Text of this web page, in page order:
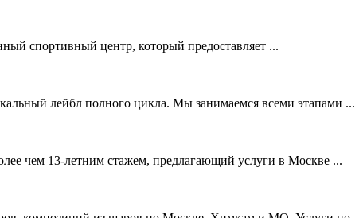
спортивный центр, который предоставляет ...
лейбл полного цикла. Мы занимаемся всеми этапами ...
чем 13-летним стажем, предлагающий услуги в Москве ...